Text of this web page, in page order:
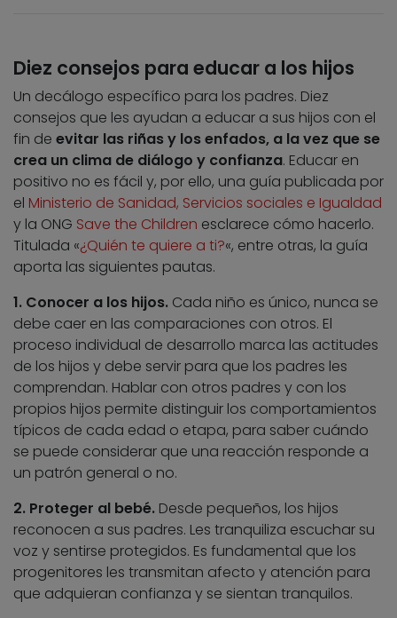
Diez consejos para educar a los hijos
Un decálogo específico para los padres. Diez
consejos que les ayudan a educar a sus hijos con el
fin de evitar las riñas y los enfados, a la vez que se
crea un clima de diálogo y confianza. Educar en
positivo no es fácil y, por ello, una guía publicada por
el Ministerio de Sanidad, Servicios sociales e Igualdad
y la ONG Save the Children esclarece cómo hacerlo.
Titulada «¿Quién te quiere a ti?«, entre otras, la guía
aporta las siguientes pautas.
1. Conocer a los hijos. Cada niño es único, nunca se
debe caer en las comparaciones con otros. El
proceso individual de desarrollo marca las actitudes
de los hijos y debe servir para que los padres les
comprendan. Hablar con otros padres y con los
propios hijos permite distinguir los comportamientos
típicos de cada edad o etapa, para saber cuándo
se puede considerar que una reacción responde a
un patrón general o no.
2. Proteger al bebé. Desde pequeños, los hijos
reconocen a sus padres. Les tranquiliza escuchar su
voz y sentirse protegidos. Es fundamental que los
progenitores les transmitan afecto y atención para
que adquieran confianza y se sientan tranquilos.